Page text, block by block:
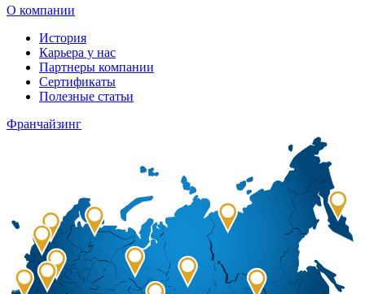
О компании
История
Карьера у нас
Партнеры компании
Сертификаты
Полезные статьи
Франчайзинг